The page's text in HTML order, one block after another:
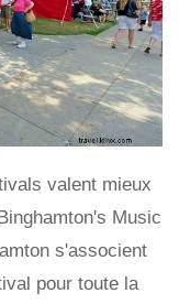
valent mieux
Music
s'associent
pour toute la